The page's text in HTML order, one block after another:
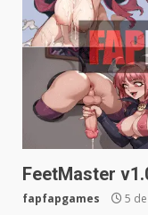
FeetMaster
fapfapgames 5